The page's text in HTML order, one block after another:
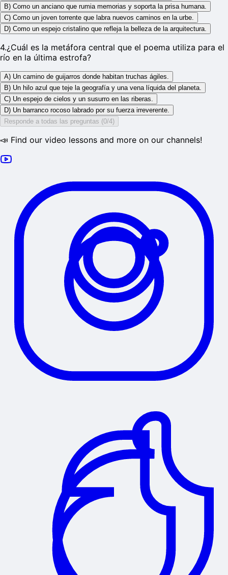
B) Como un anciano que rumia memorias y soporta la prisa humana.
C) Como un joven torrente que labra nuevos caminos en la urbe.
D) Como un espejo cristalino que refleja la belleza de la arquitectura.
4.¿Cuál es la metáfora central que el poema utiliza para el
río en la última estrofa?
A) Un camino de guijarros donde habitan truchas ágiles.
B) Un hilo azul que teje la geografía y una vena líquida del planeta.
C) Un espejo de cielos y un susurro en las riberas.
D) Un barranco rocoso labrado por su fuerza irreverente.
Responde a todas las preguntas (0/4)
📣 Find our video lessons and more on our channels!